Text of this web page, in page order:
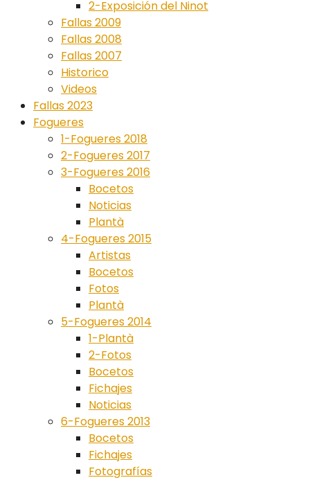
2-Exposición del Ninot
Fallas 2009
Fallas 2008
Fallas 2007
Historico
Videos
Fallas 2023
Fogueres
1-Fogueres 2018
2-Fogueres 2017
3-Fogueres 2016
Bocetos
Noticias
Plantà
4-Fogueres 2015
Artistas
Bocetos
Fotos
Plantà
5-Fogueres 2014
1-Plantà
2-Fotos
Bocetos
Fichajes
Noticias
6-Fogueres 2013
Bocetos
Fichajes
Fotografías